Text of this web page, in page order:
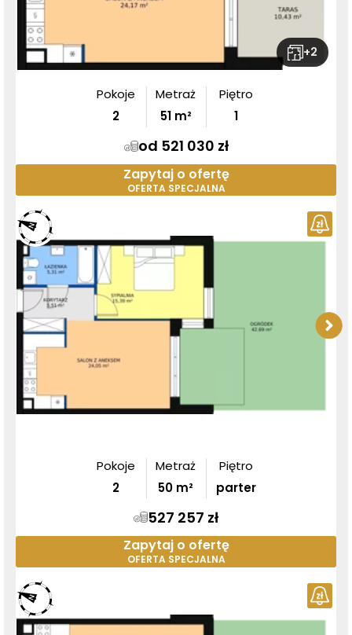
+2
Pokoje
2
Metraż
51m²
Piętro
1
od 521 030 zł
Zapytaj o ofertę
OFERTA SPECJALNA
Pokoje
2
Metraż
50 m²
Piętro
parter
527 257 zł
Zapytaj o ofertę
OFERTA SPECJALNA